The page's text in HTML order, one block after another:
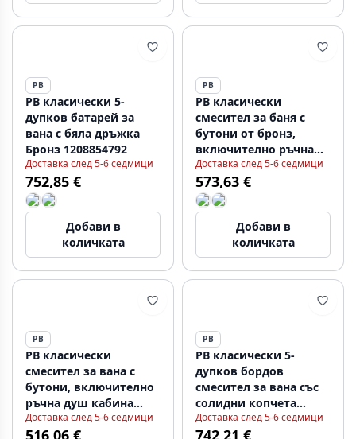
PB
PB класически 5-
дупков батарей за
вана с бяла дръжка
Бронз 1208854792
Доставка след 5-6 седмици
752,85 €
Добави в
количката
PB
PB класически
смесител за баня с
бутони от бронз,
включително ръчна
душ 1208855162
Доставка след 5-6 седмици
573,63 €
Добави в
количката
PB
PB класически
смесител за вана с
бутони, включително
ръчна душ кабина
Бронз 1208855222
Доставка след 5-6 седмици
516,06 €
PB
PB класически 5-
дупков бордов
смесител за вана със
солидни копчета
бронз 1208855782
Доставка след 5-6 седмици
742,21 €